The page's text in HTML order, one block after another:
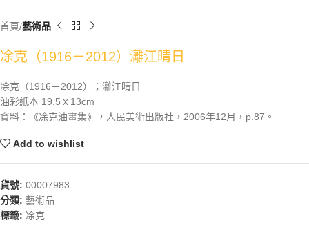
首頁 藝術品
凃克（1916－2012）灕江晴日
凃克（1916－2012）；灕江晴日
油彩紙本 19.5ｘ13cm
資料：《凃克油畫集》，人民美術出版社，2006年12月，p.87。
Add to wishlist
貨號: 00007983
分類: 藝術品
標籤: 凃克